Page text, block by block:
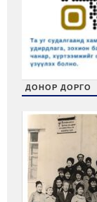
ДОНОР ДОРГО